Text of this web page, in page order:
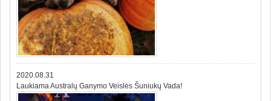
2020.08.31
Laukiama Australų Ganymo Veislės Šuniukų Vada!